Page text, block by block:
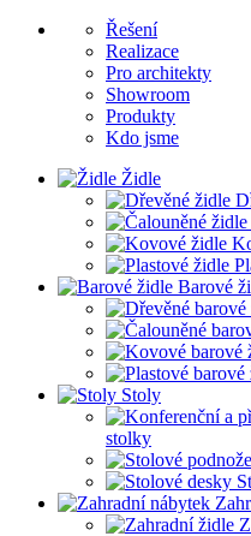
Řešení
Realizace
Pro architekty
Showroom
Produkty
Kdo jsme
Židle
Barové
Stoly
stolky